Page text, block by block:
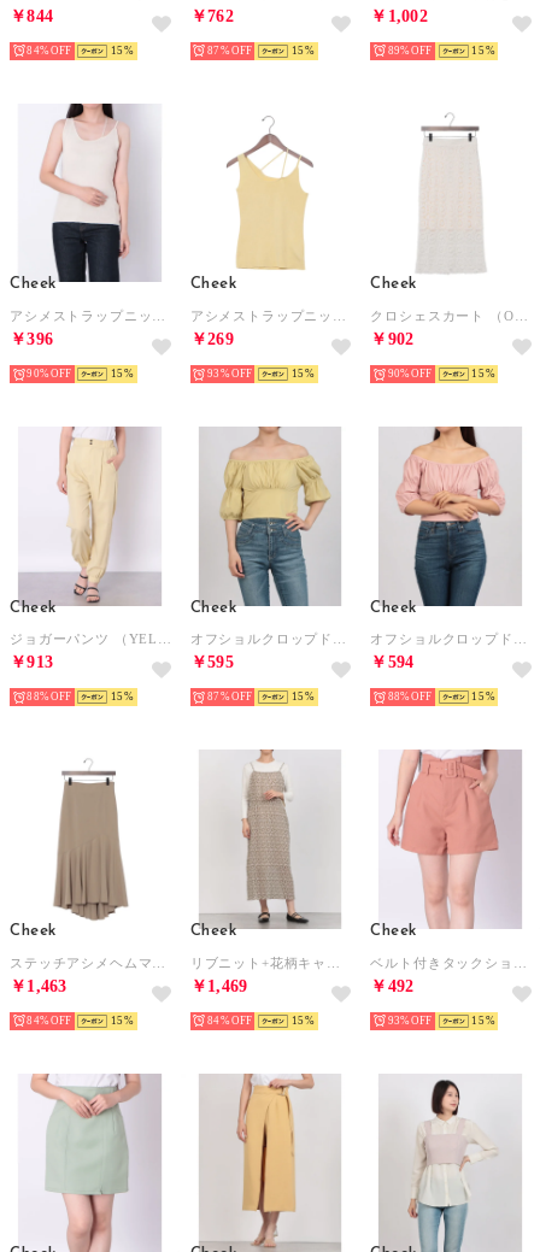
￥844
84% 15
￥762
87% 15
￥1,002
89% 15
Cheek
￥396
90% 15
Cheek
￥269
93% 15
Cheek
￥902
90% 15
Cheek
￥913
88% 15
Cheek
￥595
87% 15
Cheek
￥594
88% 15
Cheek
￥1,463
84% 15
Cheek
￥1,469
84% 15
Cheek
￥492
93% 15